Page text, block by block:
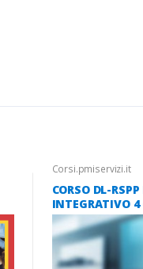
Corsi.pmiservizi.it
CORSO DL-
INTEGRATIVO 4
C) ? NUOVO
REGIONI 2025 ?
VIRTUALE]